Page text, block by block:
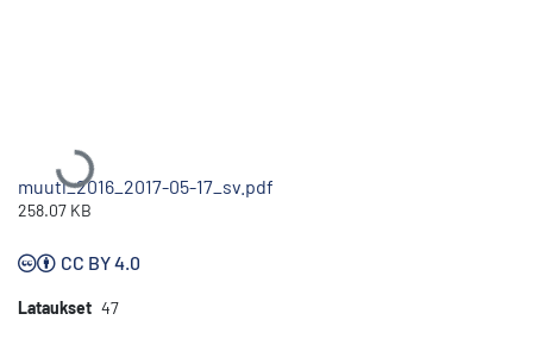
Ladataan...
muutl_2016_2017-05-17_sv.pdf
258.07 KB
CC BY 4.0
Lataukset 47